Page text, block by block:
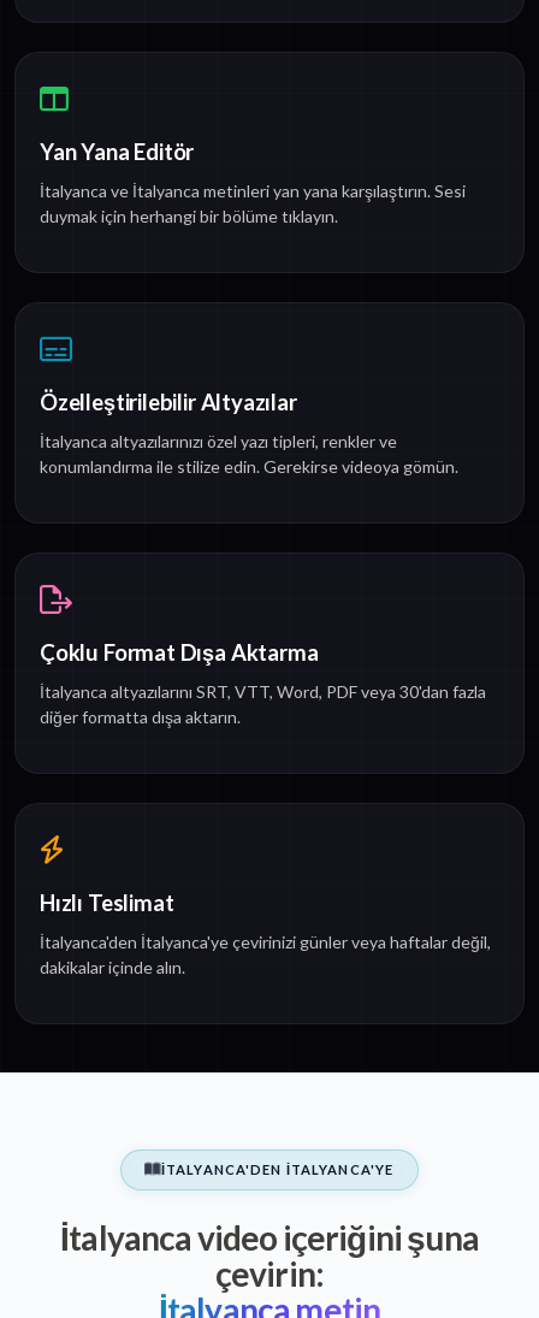
Yan Yana Editör
İtalyanca ve İtalyanca metinleri yan yana karşılaştırın. Sesi
duymak için herhangi bir bölüme tıklayın.
Özelleştirilebilir Altyazılar
İtalyanca altyazılarınızı özel yazı tipleri, renkler ve
konumlandırma ile stilize edin. Gerekirse videoya gömün.
Çoklu Format Dışa Aktarma
İtalyanca altyazılarını SRT, VTT, Word, PDF veya 30'dan fazla
diğer formatta dışa aktarın.
Hızlı Teslimat
İtalyanca'den İtalyanca'ye çevirinizi günler veya haftalar değil,
dakikalar içinde alın.
İTALYANCA'DEN İTALYANCA'YE
İtalyanca video içeriğini şuna
çevirin:
İtalyanca metin